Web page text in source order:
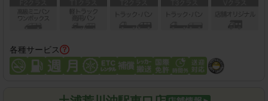
各種サービス